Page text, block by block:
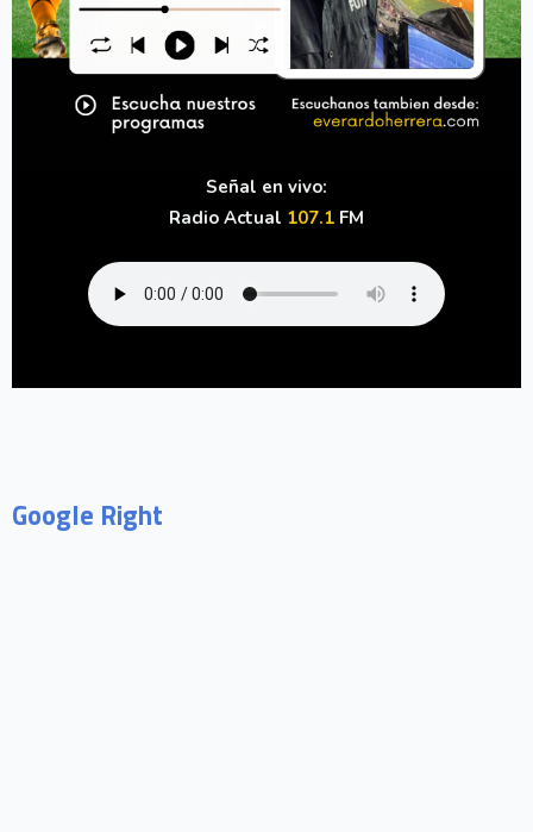
Señal en vivo:
Radio Actual 107.1 FM
Google Right